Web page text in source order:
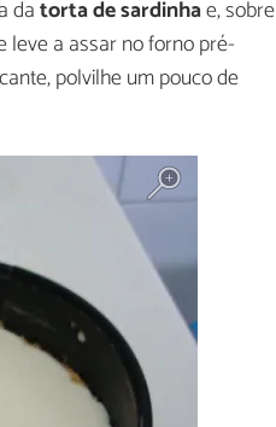
datorta de sardinhae, sobre
leve a assar no forno pré-
polvilhe um pouco de